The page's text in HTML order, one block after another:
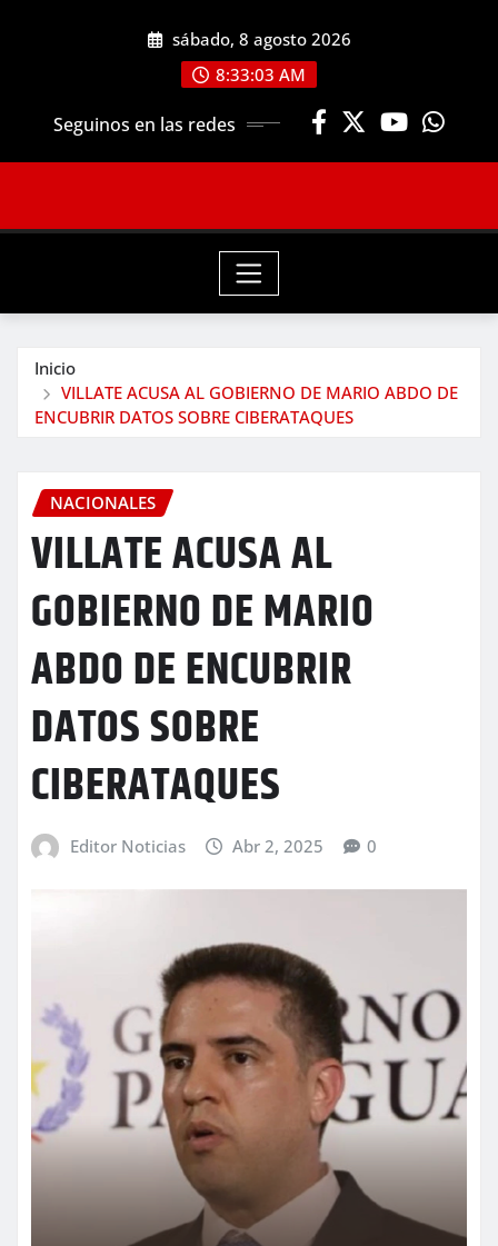
sábado, 8 agosto 2026
8:33:04 AM
Seguinos en las redes
Inicio
VILLATE ACUSA AL GOBIERNO DE MARIO ABDO DE
ENCUBRIR DATOS SOBRE CIBERATAQUES
NACIONALES
VILLATE ACUSA AL
GOBIERNO DE MARIO
ABDO DE ENCUBRIR
DATOS SOBRE
CIBERATAQUES
Editor Noticias Abr 2, 2025 0